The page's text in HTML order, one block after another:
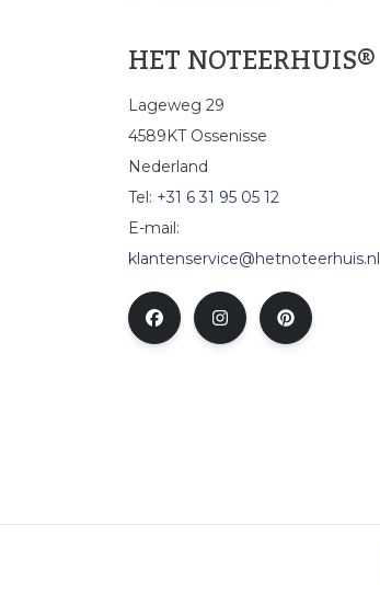
HET NOTEERHUIS®
Lageweg 29
4589KT Ossenisse
Nederland
Tel: +31 6 31 95 05 12
E-mail:
klantenservice@hetnoteerhuis.nl